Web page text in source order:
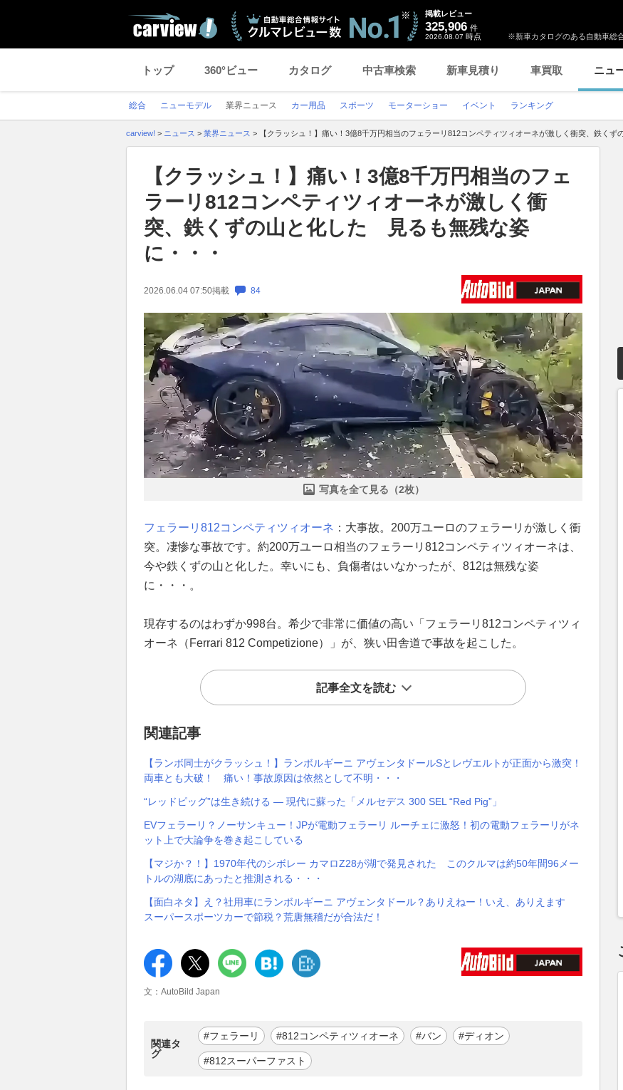
※新車カタログのある自動車総
掲載レビュー
325,906 件
2026.08.07 時点
トップ 360°ビュー カタログ 中古車検索 新車見積り 車買取 ニュ
総合 ニューモデル 業界ニュース カー用品 スポーツ モーターショー イベント ランキング
carview! > ニュース > 業界ニュース > 【クラッシュ！】痛い！3億8千万円相当のフェラーリ812コンペティツィオーネが激しく衝突、鉄く
【クラッシュ！】痛い！3億8千万円相当のフェ
ラーリ812コンペティツィオーネが激しく衝
突、鉄くずの山と化した 見るも無残な姿
に・・・
2026.06.04 07:50掲載 84
写真を全て見る（2枚）
フェラーリ 812コンペティツィオーネ ：大事故。200万ユーロのフェラーリが激しく衝
突。凄惨な事故です。約200万ユーロ相当のフェラーリ812コンペティツィオーネは、
今や鉄くずの山と化した。幸いにも、負傷者はいなかったが、812は無残な姿
に・・・。
現存するのはわずか998台。希少で非常に価値の高い「フェラーリ812コンペティツィ
オーネ（Ferrari 812 Competizione）」が、狭い田舎道で事故を起こした。
記事全文を読む
関連記事
【ランボ同士がクラッシュ！】ランボルギーニ アヴェンタドールSとレヴエルトが正面から激突！
両車とも大破！ 痛い！事故原因は依然として不明・・・
“レッドピッグ”は生き続ける ― 現代に蘇った「メルセデス 300 SEL “Red Pig”」
EVフェラーリ？ノーサンキュー！JPが電動フェラーリ ルーチェに激怒！初の電動フェラーリがネ
ット上で大論争を巻き起こしている
【マジか？！】1970年代のシボレー カマロZ28が湖で発見された このクルマは約50年間96メー
トルの湖底にあったと推測される・・・
【面白ネタ】え？社用車にランボルギーニ アヴェンタドール？ありえねー！いえ、ありえます
スーパースポーツカーで節税？荒唐無稽だが合法だ！
文：AutoBild Japan
関連タ
グ
#フェラーリ #812コンペティツィオーネ #バン #ディオン
#812スーパーファスト